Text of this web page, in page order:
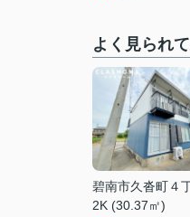
よく見られ
碧南市久沓町４
2K (30.37㎡)